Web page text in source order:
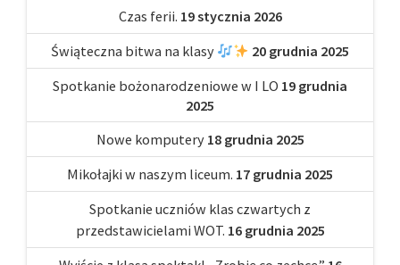
Czas ferii. 19 stycznia 2026
Świąteczna bitwa na klasy
20 grudnia 2025
Spotkanie bożonarodzeniowe w I LO 19 grudnia
2025
Nowe komputery 18 grudnia 2025
Mikołajki w naszym liceum. 17 grudnia 2025
Spotkanie uczniów klas czwartych z
przedstawicielami WOT. 16 grudnia 2025